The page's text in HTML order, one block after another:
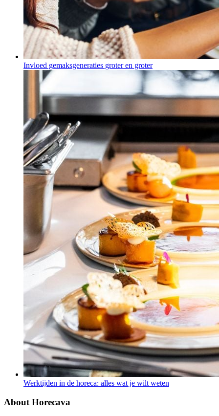
Invloed gemaksgeneraties groter en groter
Werktijden in de horeca: alles wat je wilt weten
About Horecava